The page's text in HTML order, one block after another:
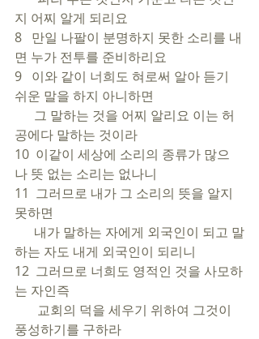
지 어찌 알게 되리요
8   만일 나팔이 분명하지 못한 소리를 내
면 누가 전투를 준비하리요
9   이와 같이 너희도 혀로써 알아 듣기
쉬운 말을 하지 아니하면
공에다 말하는 것이라
10  이같이 세상에 소리의 종류가 많으
나 뜻 없는 소리는 없나니
11  그러므로 내가 그 소리의 뜻을 알지
못하면
하는 자도 내게 외국인이 되리니
12  그러므로 너희도 영적인 것을 사모하
는 자인즉
풍성하기를 구하라